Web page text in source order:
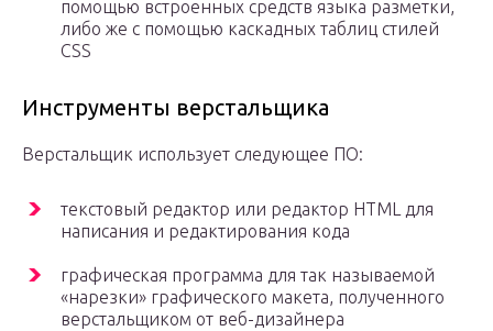
помощью встроенных средств языка разметки,
либо же с помощью каскадных таблиц стилей
CSS
Инструменты верстальщика
Верстальщик использует следующее ПО:
текстовый редактор или редактор HTML для
написания и редактирования кода
графическая программа для так называемой
«нарезки» графического макета, полученного
верстальщиком от веб-дизайнера